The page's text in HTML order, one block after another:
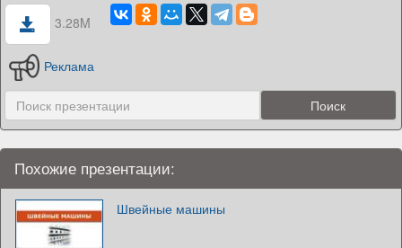
3.28M
Реклама
Похожие презентации:
Швейные машины